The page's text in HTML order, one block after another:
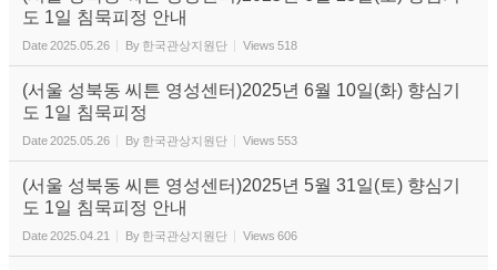
도 1일 침묵피정 안내
Date2025.05.26 By 한국관상지원단 Views 518
(서울 성북동 씨튼 영성센터)2025년 6월 10일(화) 향심기
도 1일 침묵피정
Date2025.05.26 By 한국관상지원단 Views 553
(서울 성북동 씨튼 영성센터)2025년 5월 31일(토) 향심기
도 1일 침묵피정 안내
Date2025.04.21 By 한국관상지원단 Views 606